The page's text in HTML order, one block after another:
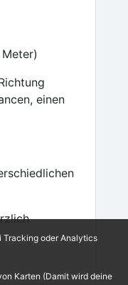
einen
oder Analytics
Karten (Damit wird deine